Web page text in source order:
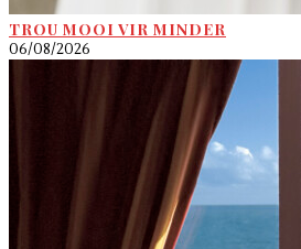
TROU MOOI VIR MINDER
06/08/2026